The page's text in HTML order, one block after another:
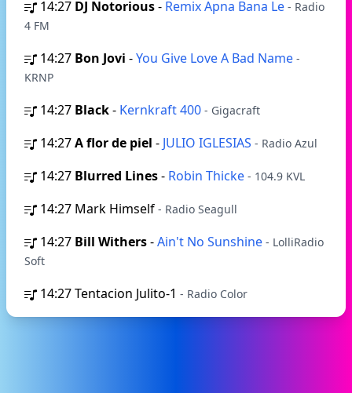
14:27 DJ Notorious- Remix Apna Bana Le - Radio
4 FM
14:27 Bon Jovi -You Give Love A Bad Name -
KRNP
14:27 Black- Kernkraft 400 - Gigacraft
14:27A flor de piel - JULIO IGLESIAS - Radio Azul
14:27 Blurred Lines- Robin Thicke - 104.9 KVL
14:27 Mark Himself - Radio Seagull
14:27 Bill Withers-Ain't No Sunshine - LolliRadio
Soft
14:27Tentacion Julito-1 - Radio Color